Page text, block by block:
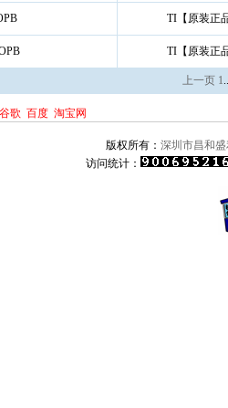
TI【原装正
TI【原装正
上一页 1
谷歌 百度 淘宝网
版权所有： 深圳市昌和
访问统计：